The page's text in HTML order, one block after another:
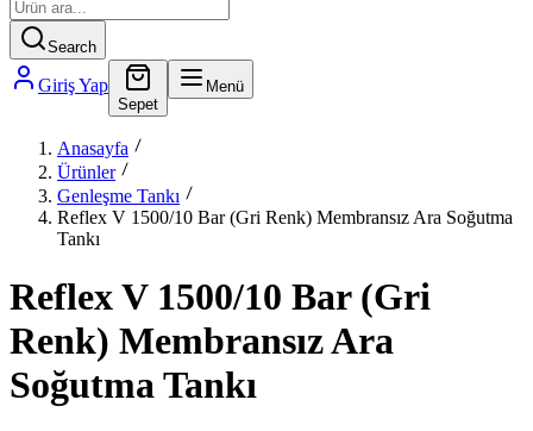
Search
Giriş Yap
Sepet
Menü
Anasayfa
Ürünler
Genleşme Tankı
Reflex V 1500/10 Bar (Gri Renk) Membransız Ara Soğutma
Tankı
Reflex V 1500/10 Bar (Gri
Renk) Membransız Ara
Soğutma Tankı